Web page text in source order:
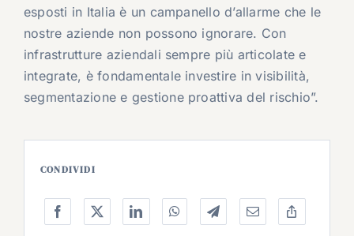
esposti in Italia è un campanello d’allarme che le
nostre aziende non possono ignorare. Con
infrastrutture aziendali sempre più articolate e
integrate, è fondamentale investire in visibilità,
segmentazione e gestione proattiva del rischio”.
CONDIVIDI